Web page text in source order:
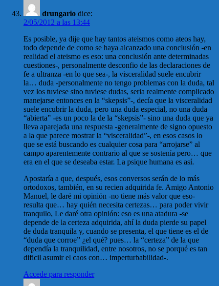
drungario dice:
2/05/2012 a las 13:44
Es posible, ya dije que hay tantos ateismos como ateos hay,
todo depende de como se haya alcanzado una conclusión -en
realidad el ateismo es eso: una conclusión ante determinadas
cuestiones-, personalmente desconfio de las declaraciones de
fe a ultranza -en lo que sea-, la visceralidad suele encubrir
la… duda -personalmente no tengo problemas con la duda, tal
vez los tuviese sino tuviese dudas, seria realmente complicado
manejarse entonces en la “skepsis”-, decía que la visceralidad
suele encubrir la duda, pero una duda especial, no una duda
“abierta” -es un poco la de la “skepsis”- sino una duda que ya
lleva aparejada una respuesta -generalmente de signo opuesto
a la que parece mostrar la “visceralidad”-, en esos casos lo
que se está buscando es cualquier cosa para “arrojarse” al
campo aparentemente contrario al que se sostenía pero… que
era en el que se deseaba estar. La psique humana es así.
Apostaría a que, después, esos conversos serán de lo más
ortodoxos, también, en su recien adquirida fe. Amigo Antonio
Manuel, le daré mi opinión -no tiene más valor que eso-
resulta que… hay quién necesita certezas… para poder vivir
tranquilo, Le daré otra opinión: eso es una atadura -se
depende de la certeza adquirida, ahí la duda pierde su papel
de duda tranquila y, cuando se presenta, el que tiene es el de
“duda que corroe” ¿el qué? pues… la “certeza” de la que
dependía la tranquilidad, entre nosotros, no se porqué es tan
dificil asumir el caos con… imperturbabilidad-.
Accede para responder